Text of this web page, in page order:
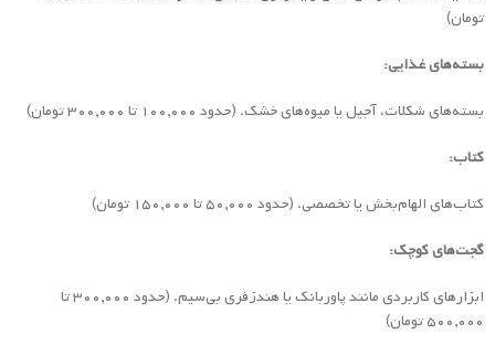
تومان)
بسته‌های غذایی:
بسته‌های شکلات، آجیل یا میوه‌های خشک. (حدود ۱۰۰,۰۰۰ تا ۳۰۰,۰۰۰ تومان)
کتاب:
کتاب‌های الهام‌بخش یا تخصصی. (حدود ۵۰,۰۰۰ تا ۱۵۰,۰۰۰ تومان)
گجت‌های کوچک:
ابزارهای کاربردی مانند پاوربانک یا هندزفری بی‌سیم. (حدود ۳۰۰,۰۰۰ تا
۵۰۰,۰۰۰ تومان)